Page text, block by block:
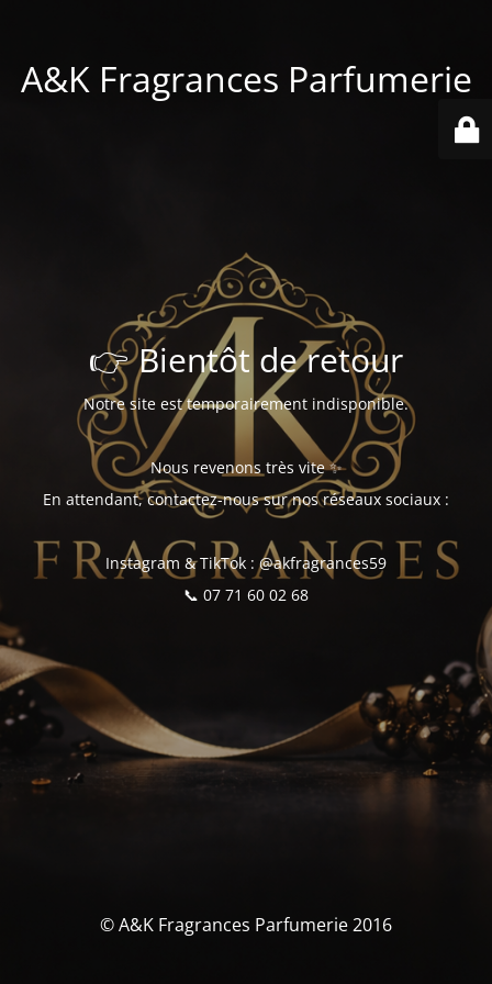
A&K Fragrances Parfumerie
👉 Bientôt de retour
Notre site est temporairement indisponible.
Nous revenons très vite ✨
En attendant, contactez-nous sur nos réseaux sociaux :
Instagram & TikTok : @akfragrances59
📞 07 71 60 02 68
© A&K Fragrances Parfumerie 2016